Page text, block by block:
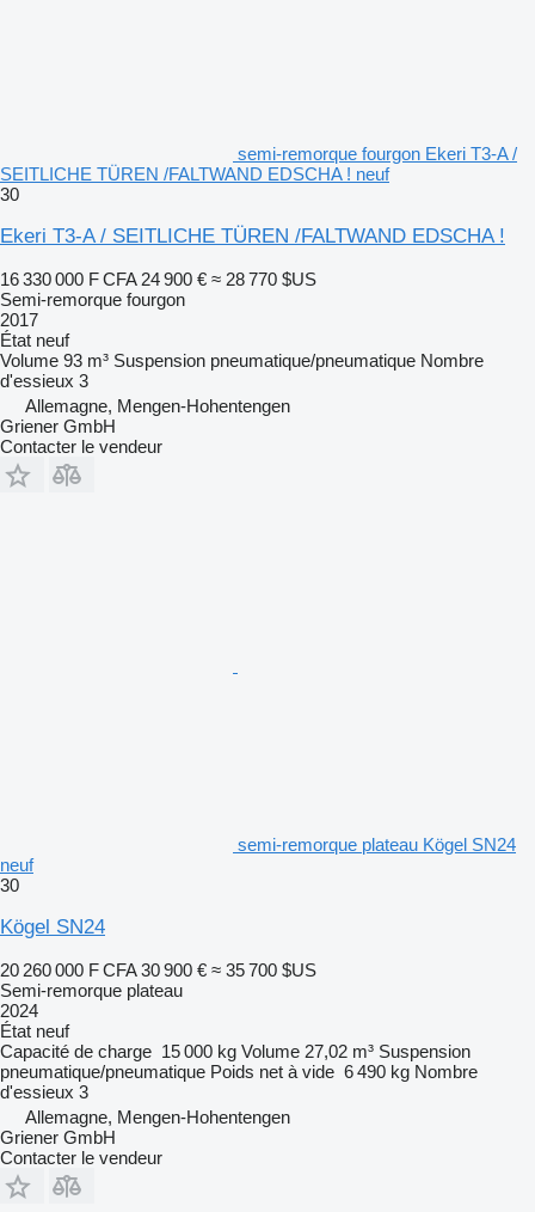
semi-remorque fourgon Ekeri T3-A /
SEITLICHE TÜREN /FALTWAND EDSCHA ! neuf
30
Ekeri T3-A / SEITLICHE TÜREN /FALTWAND EDSCHA !
16 330 000 F CFA 24 900 € ≈ 28 770 $US
Semi-remorque fourgon
2017
État neuf
Volume 93 m³ Suspension pneumatique/pneumatique Nombre
d'essieux 3
Allemagne, Mengen-Hohentengen
Griener GmbH
Contacter le vendeur
semi-remorque plateau Kögel SN24
neuf
30
Kögel SN24
20 260 000 F CFA 30 900 € ≈ 35 700 $US
Semi-remorque plateau
2024
État neuf
Capacité de charge 15 000 kg Volume 27,02 m³ Suspension
pneumatique/pneumatique Poids net à vide 6 490 kg Nombre
d'essieux 3
Allemagne, Mengen-Hohentengen
Griener GmbH
Contacter le vendeur